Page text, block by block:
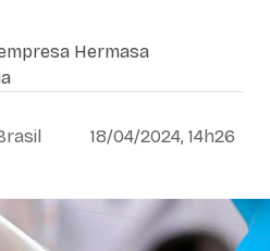
Hermasa
18/04/2024, 14h26